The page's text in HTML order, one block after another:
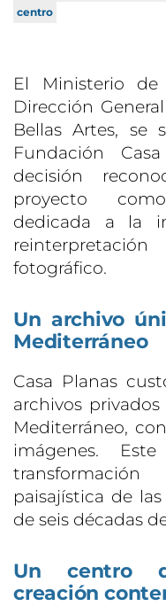
centro
El Ministerio
Dirección
Bellas Artes, se
Fundación
decisión
proyecto
dedicada a la
fotográfico.
Un archivo
Mediterráneo
Casa Planas
archivos
Mediterráneo,
imágenes.
paisajística de
de seis décadas
Un centro
creación